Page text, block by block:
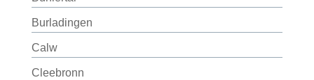
Burladingen
Calw
Cleebronn